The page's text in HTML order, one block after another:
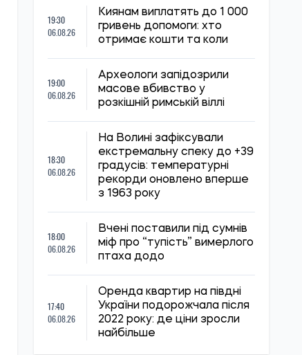
19:30
06.08.26
Киянам виплатять до 1 000
гривень допомоги: хто
отримає кошти та коли
19:00
06.08.26
Археологи запідозрили
масове вбивство у
розкішній римській віллі
18:30
06.08.26
На Волині зафіксували
екстремальну спеку до +39
градусів: температурні
рекорди оновлено вперше
з 1963 року
18:00
06.08.26
Вчені поставили під сумнів
міф про “тупість” вимерлого
птаха додо
17:40
06.08.26
Оренда квартир на півдні
України подорожчала після
2022 року: де ціни зросли
найбільше